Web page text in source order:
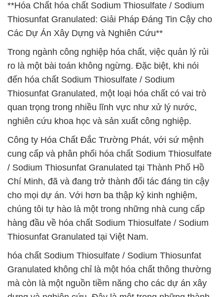
**Hóa Chất hóa chất Sodium Thiosulfate / Sodium
Thiosunfat Granulated: Giải Pháp Đáng Tin Cậy cho
Các Dự Án Xây Dựng và Nghiên Cứu**
Trong ngành công nghiệp hóa chất, việc quản lý rủi
ro là một bài toán không ngừng. Đặc biệt, khi nói
đến hóa chất Sodium Thiosulfate / Sodium
Thiosunfat Granulated, một loại hóa chất có vai trò
quan trọng trong nhiều lĩnh vực như xử lý nước,
nghiên cứu khoa học và sản xuất công nghiệp.
Công ty Hóa Chất Đắc Trường Phát, với sứ mệnh
cung cấp và phân phối hóa chất Sodium Thiosulfate
/ Sodium Thiosunfat Granulated tại Thành Phố Hồ
Chí Minh, đã và đang trở thành đối tác đáng tin cậy
cho mọi dự án. Với hơn ba thập kỷ kinh nghiệm,
chúng tôi tự hào là một trong những nhà cung cấp
hàng đầu về hóa chất Sodium Thiosulfate / Sodium
Thiosunfat Granulated tại Việt Nam.
hóa chất Sodium Thiosulfate / Sodium Thiosunfat
Granulated không chỉ là một hóa chất thông thường
mà còn là một nguồn tiềm năng cho các dự án xây